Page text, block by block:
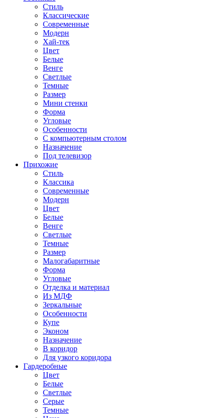
Стиль
Классические
Современные
Модерн
Хай-тек
Цвет
Белые
Венге
Светлые
Темные
Размер
Мини стенки
Форма
Угловые
Особенности
С компьютерным столом
Назначение
Под телевизор
Прихожие
Стиль
Классика
Современные
Модерн
Цвет
Белые
Венге
Светлые
Темные
Размер
Малогабаритные
Форма
Угловые
Отделка и материал
Из МДФ
Зеркальные
Особенности
Купе
Эконом
Назначение
В коридор
Для узкого коридора
Гардеробные
Цвет
Белые
Светлые
Серые
Темные